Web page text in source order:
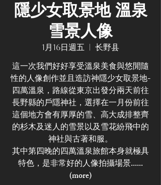
隱少女取景地 溫泉
雪景人像
1月16日週五 长野县
這一次我們好好享受溫泉美食與悠閒隨
性的人像創作並且造訪神隱少女取景地-
四萬溫泉，路線從東京出發分兩天前往
長野縣的戶隱神社，選擇在一月份前往
這個地方會有厚厚的雪、高大成排整齊
的杉木及迷人的雪景以及雪花紛飛中的
神社與古著和服。
其中第四晚的四萬溫泉旅館本身就極具
特色，是非常好的人像拍攝場景......
(more)